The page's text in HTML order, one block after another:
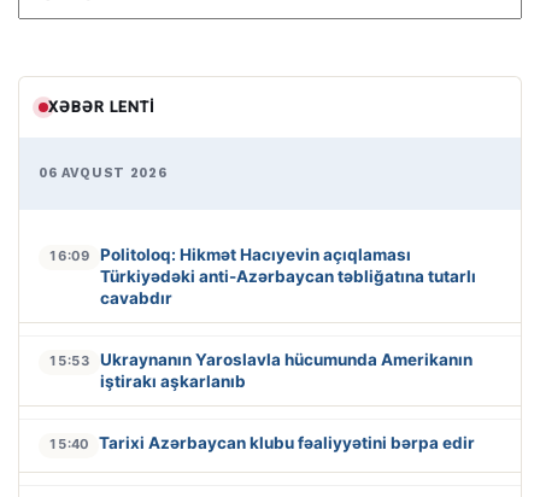
XƏBƏR LENTI
06 AVQUST 2026
16:09
Politoloq: Hikmət Hacıyevin açıqlaması
Türkiyədəki anti-Azərbaycan təbliğatına tutarlı
cavabdır
15:53
Ukraynanın Yaroslavla hücumunda Amerikanın
iştirakı aşkarlanıb
15:40 Tarixi Azərbaycan klubu fəaliyyətini bərpa edir